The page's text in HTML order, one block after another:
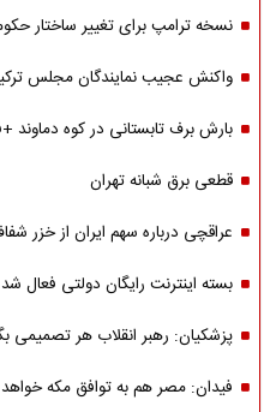
نسخه ترامپ برای تغییر ساختار
واکنش عجیب نمایندگان مجلس
بارش برف تابستانی در کوه دماوند
قطعی برق شبانه تهران
عراقچی درباره سهم ایران از خزر
بسته اینترنت رایگان دولتی فعال شد | بسته
پزشکیان: رهبر انقلاب هر تصمیمی
فیدان: مصر هم به توافق مکه